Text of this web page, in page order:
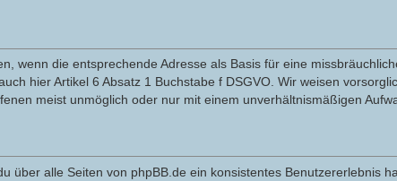
wenn die entsprechende Adresse als Basis für eine
hier Artikel 6 Absatz 1 Buchstabe f DSGVO. Wir weisen
meist unmöglich oder nur mit einem unverhältnismäßigen
über alle Seiten von phpBB.de ein konsistentes Benutzererlebnis